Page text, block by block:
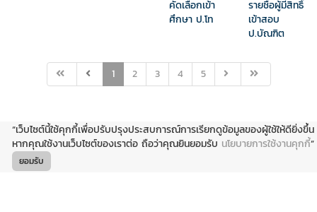
คัดเลือกเข้า
ศึกษา ป.โท
รายชื่อผู้มีสิทธิ์
เข้าสอบ​
ป.บัณฑิต
1 2 3 4 5
“เว็บไซต์นี้ใช้คุกกี้เพื่อปรับปรุงประสบการณ์การเรียกดูข้อมูลของผู้ใช้ให้ดียิ่งขึ้น
หากคุณใช้งานเว็บไซต์ของเราต่อ ถือว่าคุณยินยอมรับ นโยบายการใช้งานคุกกี้”
ยอมรับ